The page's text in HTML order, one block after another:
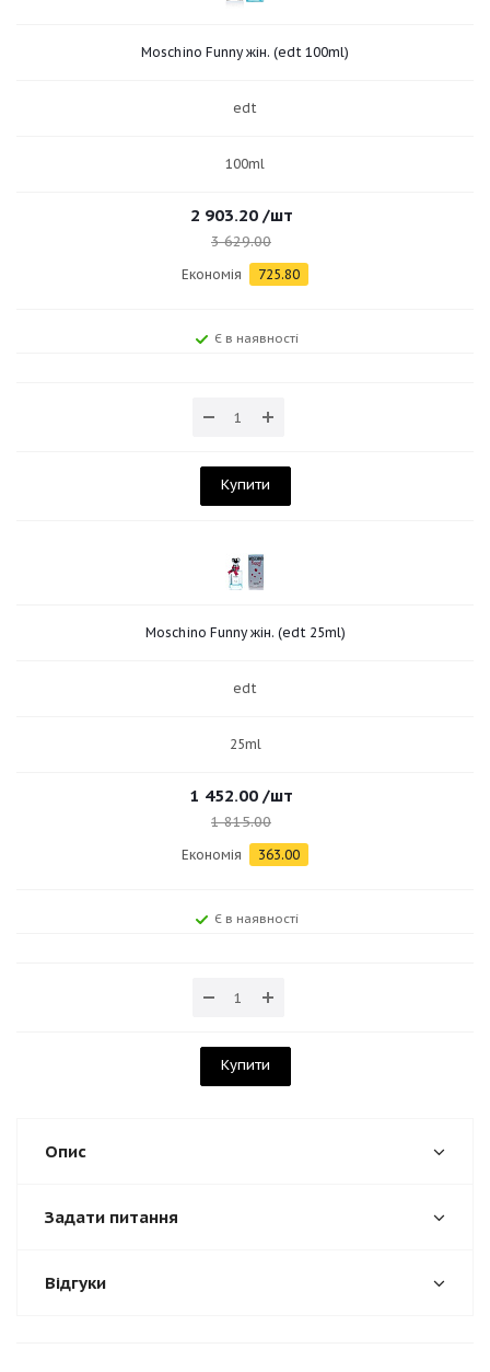
Moschino Funny жін. (edt 100ml)
edt
100ml
2 903.20 /шт
3 629.00
Економія 725.80
Є в наявності
Купити
Moschino Funny жін. (edt 25ml)
edt
25ml
1 452.00 /шт
1 815.00
Економія 363.00
Є в наявності
Купити
Опис
Задати питання
Відгуки